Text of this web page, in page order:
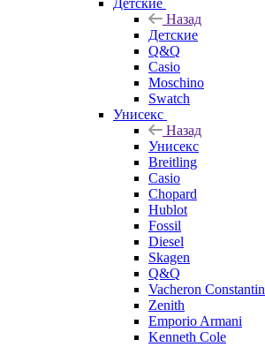
Детские
Назад
Детские
Q&Q
Casio
Moschino
Swatch
Унисекс
Назад
Унисекс
Breitling
Casio
Chopard
Hublot
Fossil
Diesel
Skagen
Q&Q
Vacheron Constantin
Zenith
Emporio Armani
Kenneth Cole